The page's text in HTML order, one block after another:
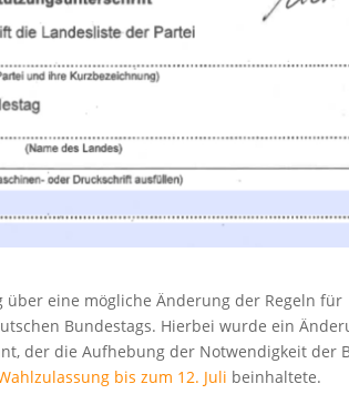
über eine mögliche Änderung der Regeln für
Bundestags. Hierbei wurde ein
der die Aufhebung der Notwendigkeit der
bis zum 12. Juli beinhaltete.